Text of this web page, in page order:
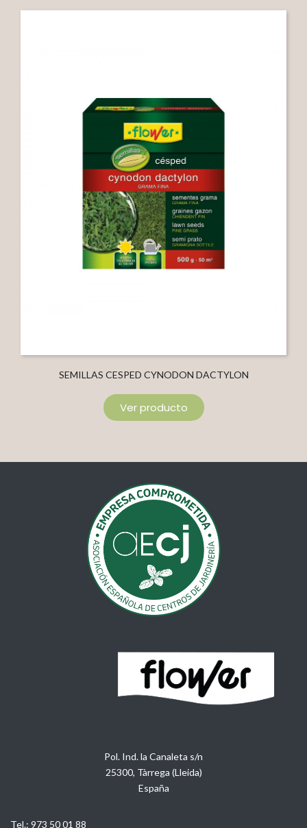
SEMILLAS CESPED CYNODON DACTYLON
Ver producto
Pol. Ind. la Canaleta s/n
25300, Tàrrega (Lleida)
España
Tel.: 973 50 01 88